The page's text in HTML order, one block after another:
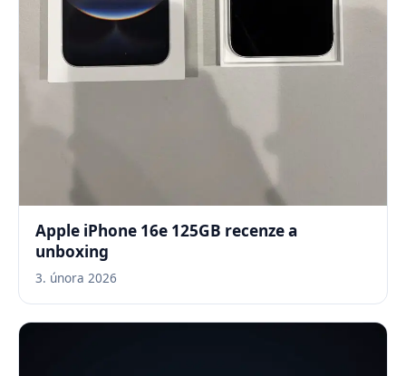
Apple iPhone 16e 125GB recenze a
unboxing
3. února 2026